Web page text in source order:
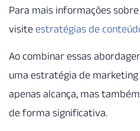
Para mais informações
visite estratégias de
Ao combinar essas
uma estratégia de
apenas alcança, mas
de forma significativa.